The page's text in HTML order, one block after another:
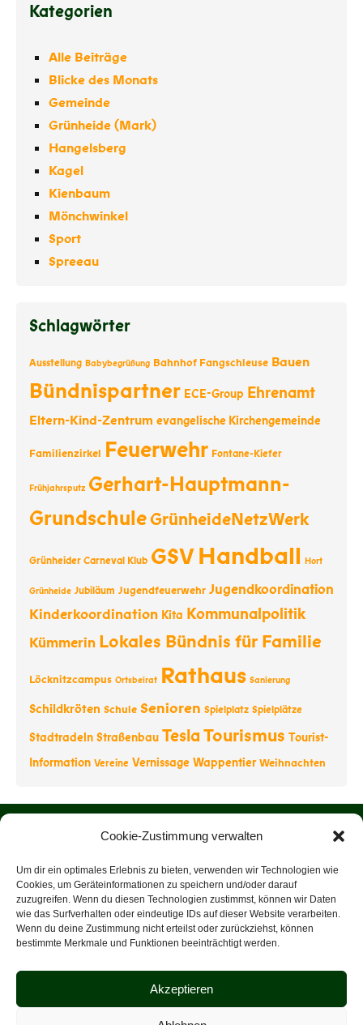
Cookie-Zustimmung verwalten
Um dir ein optimales Erlebnis zu bieten, verwenden wir Technologien wie
Cookies, um Geräteinformationen zu speichern und/oder darauf
zuzugreifen. Wenn du diesen Technologien zustimmst, können wir Daten
wie das Surfverhalten oder eindeutige IDs auf dieser Website verarbeiten.
Wenn du deine Zustimmung nicht erteilst oder zurückziehst, können
bestimmte Merkmale und Funktionen beeinträchtigt werden.
Akzeptieren
Kategorien
Alle Beiträge
Blicke des Monats
Gemeinde
Grünheide (Mark)
Hangelsberg
Kagel
Kienbaum
Mönchwinkel
Sport
Spreeau
Schlagwörter
Ausstellung Babybegrüßung Bahnhof Fangschleuse Bauen
Bündnispartner ECE-Group Ehrenamt
Eltern-Kind-Zentrum evangelische Kirchengemeinde
Familienzirkel Feuerwehr Fontane-Kiefer
Frühjahrsputz Gerhart-Hauptmann-
GrundschuleGrünheideNetzWerk
Grünheider Carneval Klub GSVHandball Hort
Grünheide Jubiläum Jugendfeuerwehr Jugendkoordination
Kinderkoordination Kita Kommunalpolitik
Kümmerin Lokales Bündnis für Familie
Löcknitzcampus Ortsbeirat Rathaus Sanierung
Schildkröten Schule Senioren Spielplatz Spielplätze
Stadtradeln Straßenbau TeslaTourismus Tourist-
Information Vereine Vernissage Wappentier Weihnachten
Über uns
Rathaus
Tourist-Information
Veranstaltungen
Datenschutz